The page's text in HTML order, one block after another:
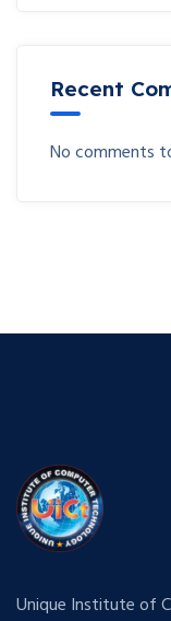
Recent
No comments
Unique Institute of